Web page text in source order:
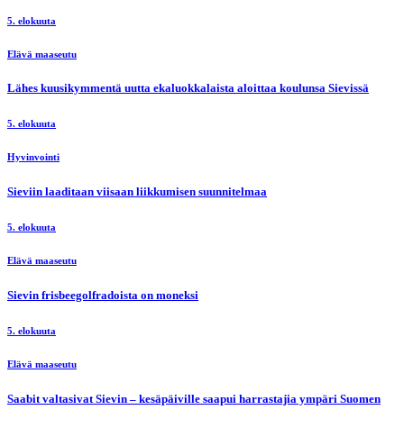
5. elokuuta
Elävä maaseutu
Lähes kuusikymmentä uutta ekaluokkalaista aloittaa koulunsa Sievissä
5. elokuuta
Hyvinvointi
Sieviin laaditaan viisaan liikkumisen suunnitelmaa
5. elokuuta
Elävä maaseutu
Sievin frisbeegolfradoista on moneksi
5. elokuuta
Elävä maaseutu
Saabit valtasivat Sievin – kesäpäiville saapui harrastajia ympäri Suomen